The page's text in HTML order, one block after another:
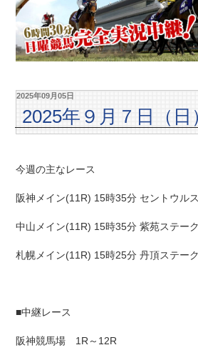
2025年09月05日
2025年９月７日（日
今週の主なレース
阪神メイン(11R) 15時35分 セントウル
中山メイン(11R) 15時35分 紫苑ステー
札幌メイン(11R) 15時25分 丹頂ステー
■中継レース
阪神競馬場 1R～12R